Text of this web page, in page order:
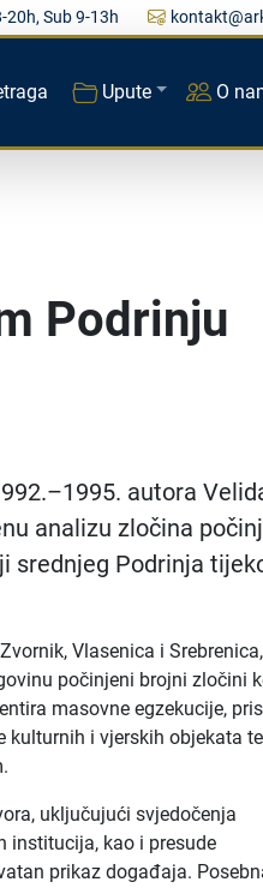
20h, Sub 9-13h
Upute O
Podrinju
autora
analizu zločina
srednjeg Podrinja
Vlasenica i
počinjeni brojni zločini
masovne egzekucije,
kulturnih i vjerskih objekata te
uključujući svjedočenja
institucija, kao i presude
prikaz događaja.